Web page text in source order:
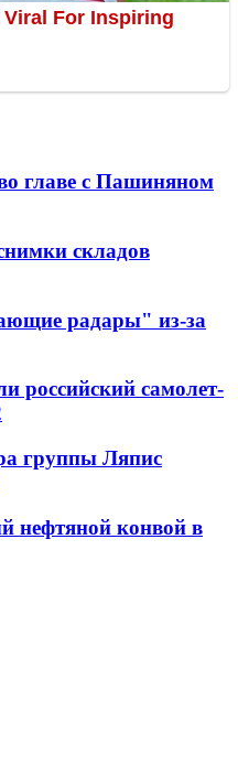
главе с Пашиняном
складов
радары" из-за
российский самолет-
группы Ляпис
нефтяной конвой в